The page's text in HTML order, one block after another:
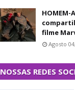
HOMEM-
filme
Agosto
NOSSAS REDES